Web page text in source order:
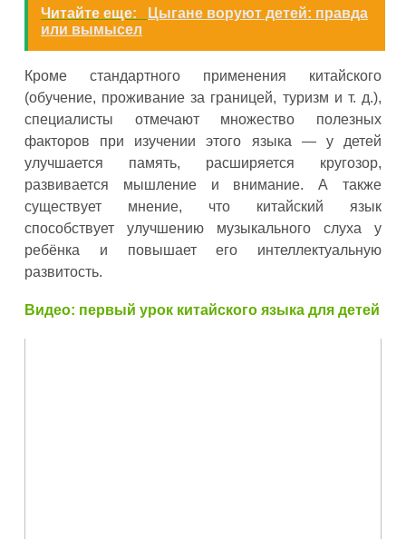
Читайте еще:
Цыгане воруют детей: правда
или вымысел
Кроме стандартного применения китайского
(обучение, проживание за границей, туризм и т. д.),
специалисты отмечают множество полезных
факторов при изучении этого языка — у детей
улучшается память, расширяется кругозор,
развивается мышление и внимание. А также
существует мнение, что китайский язык
способствует улучшению музыкального слуха у
ребёнка и повышает его интеллектуальную
развитость.
Видео: первый урок китайского языка для детей